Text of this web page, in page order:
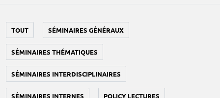
TOUT SÉMINAIRES GÉNÉRAUX
SÉMINAIRES THÉMATIQUES
SÉMINAIRES INTERDISCIPLINAIRES
SÉMINAIRES INTERNES POLICY LECTURES